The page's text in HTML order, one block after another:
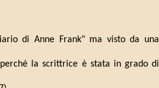
di Anne Frank" ma visto da una
la scrittrice è stata in grado di